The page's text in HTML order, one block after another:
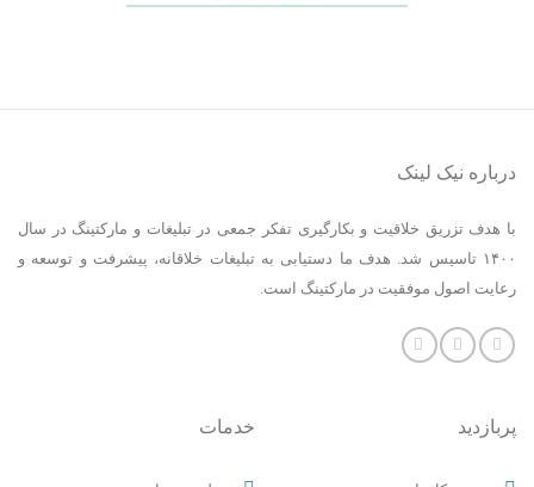
درباره نیک لینک
با هدف تزریق خلاقیت و بکارگیری تفکر جمعی در تبلیغات و مارکتینگ در سال
۱۴۰۰ تاسیس شد. هدف ما دستیابی به تبلیغات خلاقانه، پیشرفت و توسعه و
رعایت اصول موفقیت در مارکتینگ است.
پربازدید خدمات